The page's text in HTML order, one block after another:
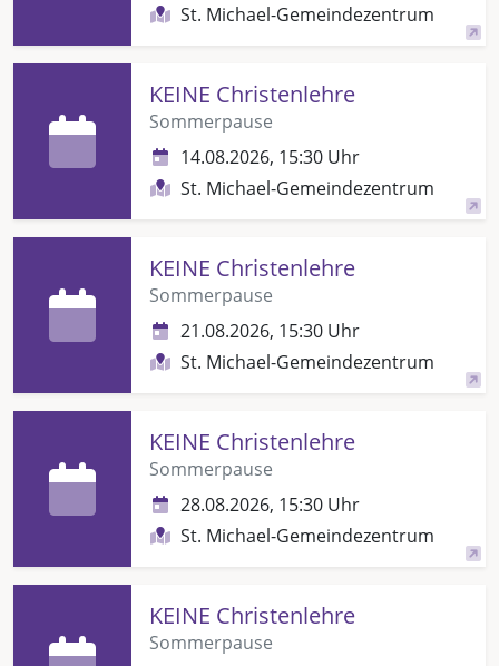
St. Michael-Gemeindezentrum
KEINE Christenlehre
Sommerpause
14.08.2026, 15:30 Uhr
St. Michael-Gemeindezentrum
KEINE Christenlehre
Sommerpause
21.08.2026, 15:30 Uhr
St. Michael-Gemeindezentrum
KEINE Christenlehre
Sommerpause
28.08.2026, 15:30 Uhr
St. Michael-Gemeindezentrum
KEINE Christenlehre
Sommerpause